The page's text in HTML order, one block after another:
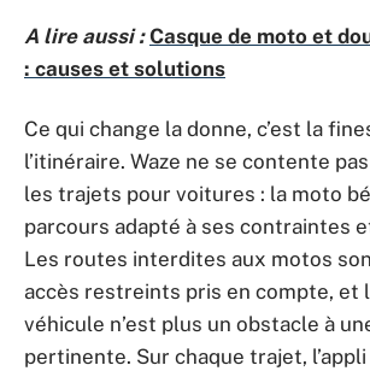
A lire aussi : Casque de moto et
: causes et solutions
Ce qui change la donne, c’est la
l’itinéraire. Waze ne se contente
les trajets pour voitures : la moto
parcours adapté à ses contraintes
Les routes interdites aux motos
accès restreints pris en compte, et
véhicule n’est plus un obstacle à
pertinente. Sur chaque trajet, l’appli